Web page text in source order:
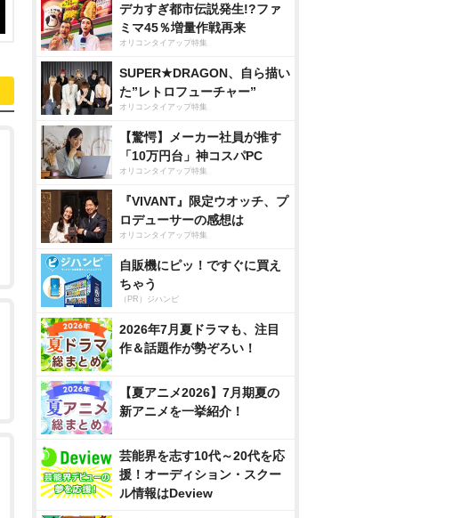
デカすぎ都市伝説発生!?ファ
ミマ45％増量作戦再来
オリコンタイアップ特集
SUPER★DRAGON、自ら描い
た”レトロフューチャー”
オリコンタイアップ特集
【驚愕】メーカー社員が推す
「10万円台」神コスパPC
オリコンタイアップ特集
『VIVANT』限定ウオッチ、プ
ロデューサーの感想は
オリコンタイアップ特集
自販機にピッ！ですぐに買え
ちゃう
（PR）ジハンピ
2026年7月夏ドラマも、注目
作＆話題作が勢ぞろい！
【夏アニメ2026】7月期夏の
新アニメを一挙紹介！
芸能界を志す10代～20代を応
援！オーディション・スクー
ル情報はDeview